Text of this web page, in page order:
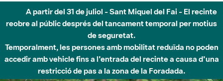
A partir del 31 de juliol - Sant Miquel del Fai - El recinte
reobre al públic després del tancament temporal per motius
de seguretat.
Temporalment, les persones amb mobilitat reduïda no poden
accedir amb vehicle fins a l'entrada del recinte a causa d'una
restricció de pas a la zona de la Foradada.